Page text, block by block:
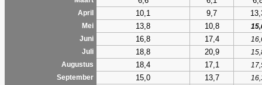
April 10,1 9,7
Mei 13,8 10,8
Juni
16,8 17,4
Juli
18,8 20,9
Augustus
18,4 17,1
September
15,0 13,7